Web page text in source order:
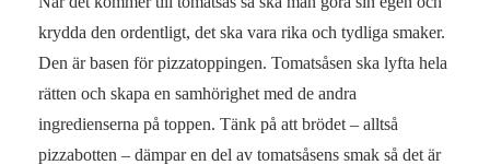
krydda den ordentligt, det ska vara rika och tydliga smaker.
Den är basen för pizzatoppingen. Tomatsåsen ska lyfta hela
rätten och skapa en samhörighet med de andra
ingredienserna på toppen. Tänk på att brödet – alltså
pizzabotten – dämpar en del av tomatsåsens smak så det är